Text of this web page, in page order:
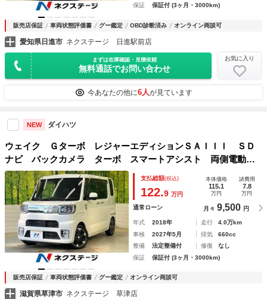
保証
保証付 (3ヶ月・3000km)
販売店保証 車両状態評価書 グー鑑定 OBD診断済み オンライン商談可
愛知県日進市 ネクステージ 日進駅前店
まずは在庫確認・見積依頼
無料通話でお問い合わせ
お気に入り
今あなたの他に6人が見ています
NEW ダイハツ
ウェイク Ｇターボ レジャーエディションＳＡＩＩＩ ＳＤ
ナビ バックカメラ ターボ スマートアシスト 両側電動ド
ア ＬＥＤヘッド＆フォグ オートハイビーム オートエアコ
ン ロールサンシェード 純正１４インチアルミ スマートキ
ー ＥＴＣ
支払総額(税込)
122.9 万円
本体価格
115.1
万円
諸費用
7.8
万円
通常ローン 月々 9,500 円
年式 2018年 走行
4.0万km
車検
2027年5月 排気
660cc
整備
法定整備付 修復
なし
保証
保証付 (3ヶ月・3000km)
販売店保証 車両状態評価書 グー鑑定 オンライン商談可
滋賀県草津市 ネクステージ 草津店